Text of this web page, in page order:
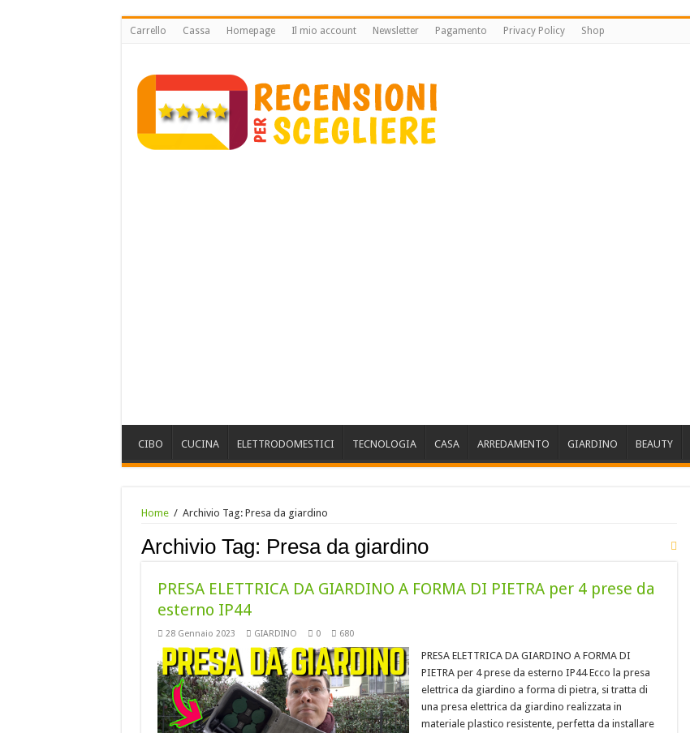
Carrello Cassa Homepage Il mio account Newsletter Pagamento Privacy Policy Shop
CIBO CUCINA ELETTRODOMESTICI TECNOLOGIA CASA ARREDAMENTO GIARDINO BEAUTY
Home / Archivio Tag: Presa da giardino
Archivio Tag: Presa da giardino
PRESA ELETTRICA DA GIARDINO A FORMA DI PIETRA per 4 prese da
esterno IP44
28 Gennaio 2023 GIARDINO 0 680
PRESA ELETTRICA DA GIARDINO A FORMA DI
PIETRA per 4 prese da esterno IP44 Ecco la presa
elettrica da giardino a forma di pietra, si tratta di
una presa elettrica da giardino realizzata in
materiale plastico resistente, perfetta da installare